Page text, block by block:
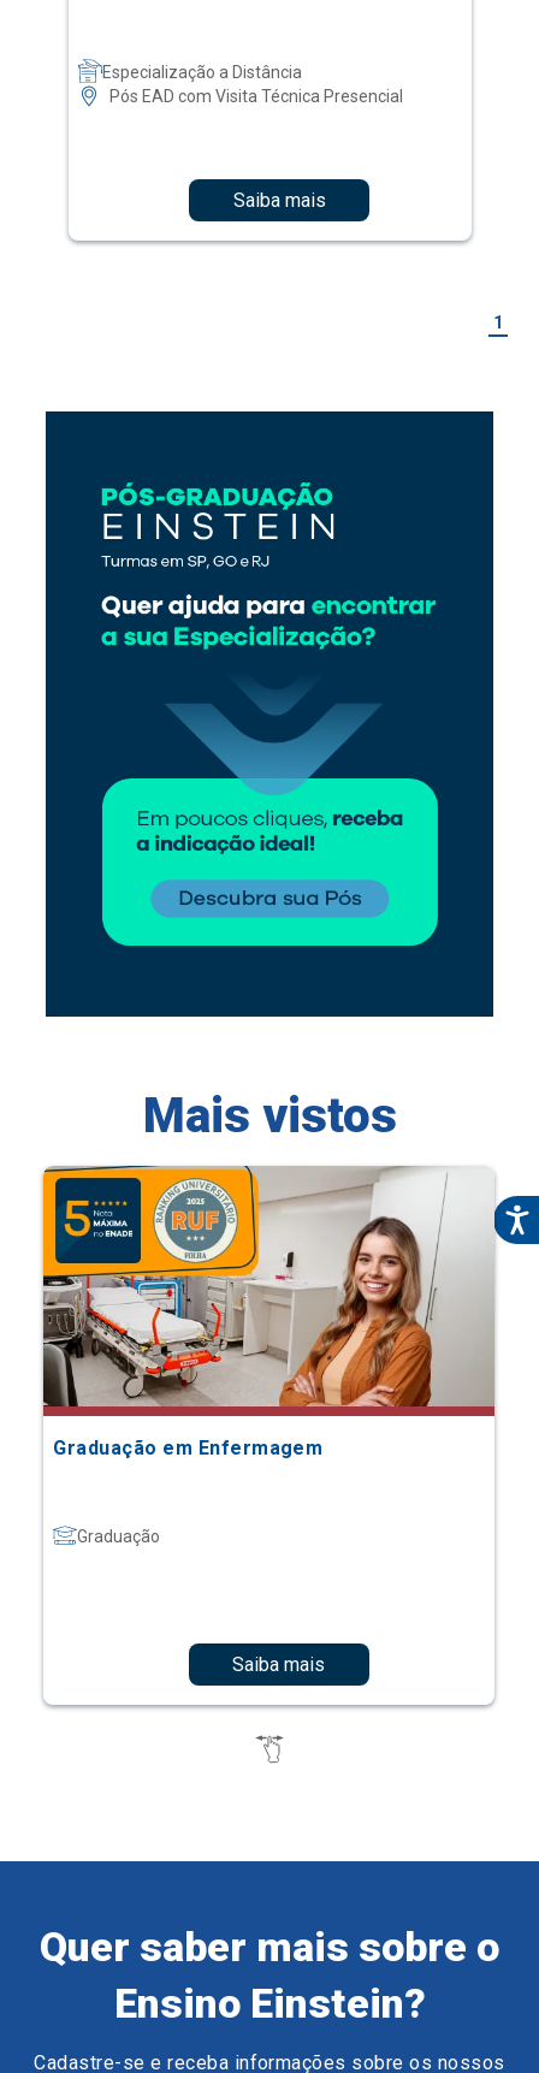
Especialização a Distância
Pós EAD com Visita Técnica Presencial
Saiba mais
1
Mais vistos
Graduação em Enfermagem
Graduação
Saiba mais
Quer saber mais sobre o
Ensino Einstein?
Cadastre-se e receba informações sobre os nossos